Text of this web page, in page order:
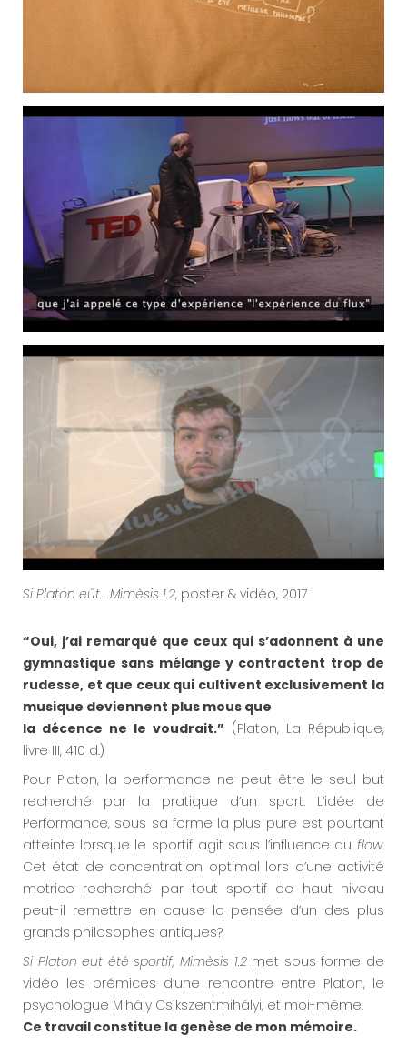
Si Platon eût… Mimèsis 1.2, poster & vidéo, 2017
“Oui, j’ai remarqué que ceux qui s’adonnent à une
gymnastique sans mélange y contractent trop de
rudesse, et que ceux qui cultivent exclusivement la
musique deviennent plus mous que
la décence ne le voudrait.” (Platon, La République,
livre III, 410 d.)
Pour Platon, la performance ne peut être le seul but
recherché par la pratique d’un sport. L’idée de
Performance, sous sa forme la plus pure est pourtant
atteinte lorsque le sportif agit sous l’influence du flow.
Cet état de concentration optimal lors d’une activité
motrice recherché par tout sportif de haut niveau
peut-il remettre en cause la pensée d’un des plus
grands philosophes antiques?
Si Platon eut été sportif, Mimèsis 1.2met sous forme de
vidéo les prémices d’une rencontre entre Platon, le
psychologue Mihály Csíkszentmihályi, et moi-même.
Ce travail constitue la genèse de mon mémoire.